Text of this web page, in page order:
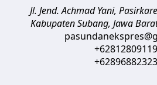
Jl. Jend. Achmad Yani,
Kabupaten Subang, Jawa